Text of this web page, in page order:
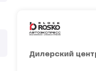
Дилерский